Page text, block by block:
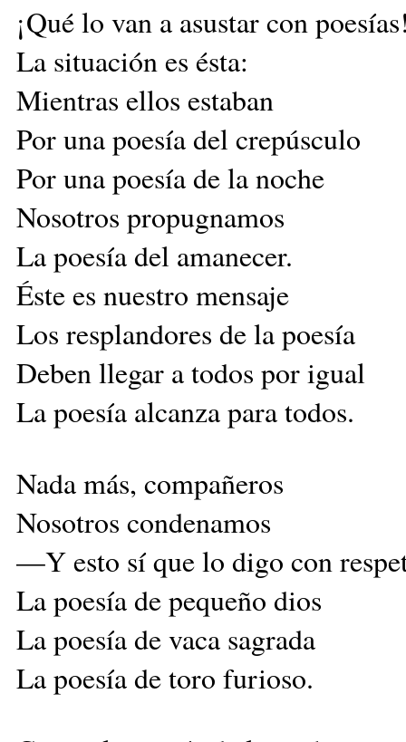
¡Qué lo van a asustar con
La situación es ésta:
Mientras ellos estaban
Por una poesía del crepúsculo
Por una poesía de la noche
Nosotros propugnamos
La poesía del amanecer.
Éste es nuestro mensaje
Los resplandores de la poesía
Deben llegar a todos por igual
La poesía alcanza para todos.
Nada más, compañeros
Nosotros condenamos
—Y esto sí que lo digo con
La poesía de pequeño dios
La poesía de vaca sagrada
La poesía de toro furioso.